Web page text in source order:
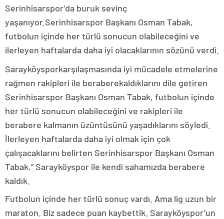
Serinhisarspor’da buruk sevinç
yaşanıyor.Serinhisarspor Başkanı Osman Tabak,
futbolun içinde her türlü sonucun olabileceğini ve
ilerleyen haftalarda daha iyi olacaklarının sözünü verdi.
Sarayköysporkarşılaşmasında iyi mücadele etmelerine
rağmen rakipleri ile beraberekaldıklarını dile getiren
Serinhisarspor Başkanı Osman Tabak, futbolun içinde
her türlü sonucun olabileceğini ve rakipleri ile
berabere kalmanın üzüntüsünü yaşadıklarını söyledi.
İlerleyen haftalarda daha iyi olmak için çok
çalışacaklarını belirten Serinhisarspor Başkanı Osman
Tabak,” Sarayköyspor ile kendi sahamızda berabere
kaldık.
Futbolun içinde her türlü sonuç vardı. Ama lig uzun bir
maraton. Biz sadece puan kaybettik. Sarayköyspor’un